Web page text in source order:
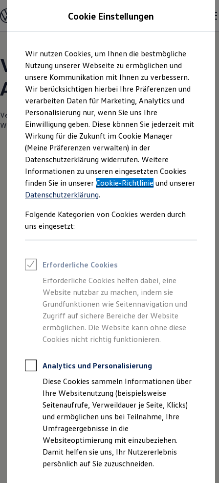
Hauptinhalt
springen
Footer
springen
Modelle und Konfigurator
Konfigurator
Modelle vergleichen
Elektroautos
ENERGY Sondermodelle
Nutzfahrzeuge
SUV und CUV
Familienautos
Kombis
Kompaktwagen
Sportwagen
Schnell verfügbare Fahrzeuge
Angebote und Produkte
Aktuelle Angebote
E-Auto-Förderung
Volkswagen Marktplatz
Die ENERGY Sondermodelle
Junge Gebrauchtwagen und Gebrauchtwagen
Volkswagen Zertifizierte Gebrauchtwagen
Elektromobilität bei Gebrauchtwagen
Saisonangebote
Reifenpakete
Leasing
Leasing-Angebote
Elektroauto Leasing
Kleinwagen-Leasing
Leasing ohne Anzahlung
Finanzierung
Autokredit mit Schlussrate
Versicherungen und Garantien
Kfz-Versicherung
Restschuldversicherungen
Garantien
Professional Class bei Volkswagen
Behörden
Direktkunden
Sonderfahrzeuge
Anpfiff zum Gewinn
Elektromobilität
Elektroautos
ID. Tutorials
Elektrofahrzeugkonzepte
ID. EVERY1
Reichweite
Volkswagen Modelle |
Autohaus Wolfenbüttel
Verantwortlich für die Inhalte auf dieser Seite ist die Autohaus
Wolfenbüttel GmbH(Impressum & Rechtliches
Der Polo
Kompakt, wendig und voller Möglichkeiten.
Entdecken Sie den Polo.
Mehr zum Polo erfahren
Cookie Einstellungen
Wir nutzen Cookies, um Ihnen die bestmögliche
Nutzung unserer Webseite zu ermöglichen und
unsere Kommunikation mit Ihnen zu verbessern.
Wir berücksichtigen hierbei Ihre Präferenzen und
verarbeiten Daten für Marketing, Analytics und
Personalisierung nur, wenn Sie uns Ihre
Einwilligung geben. Diese können Sie jederzeit mit
Wirkung für die Zukunft im Cookie Manager
(Meine Präferenzen verwalten) in der
Datenschutzerklärung widerrufen. Weitere
Informationen zu unseren eingesetzten Cookies
finden Sie in unsererCookie-Richtlinie und unserer
Datenschutzerklärung.
Folgende Kategorien von Cookies werden durch
uns eingesetzt:
Erforderliche Cookies
Erforderliche Cookies helfen dabei, eine
Website nutzbar zu machen, indem sie
Grundfunktionen wie Seitennavigation und
Zugriff auf sichere Bereiche der Website
ermöglichen. Die Website kann ohne diese
Cookies nicht richtig funktionieren.
Analytics und Personalisierung
Diese Cookies sammeln Informationen über
Ihre Websitenutzung (beispielsweise
Seitenaufrufe, Verweildauer je Seite, Klicks)
und ermöglichen uns bei Teilnahme, Ihre
Umfrageergebnisse in die
Websiteoptimierung mit einzubeziehen.
Damit helfen sie uns, Ihr Nutzererlebnis
persönlich auf Sie zuzuschneiden.